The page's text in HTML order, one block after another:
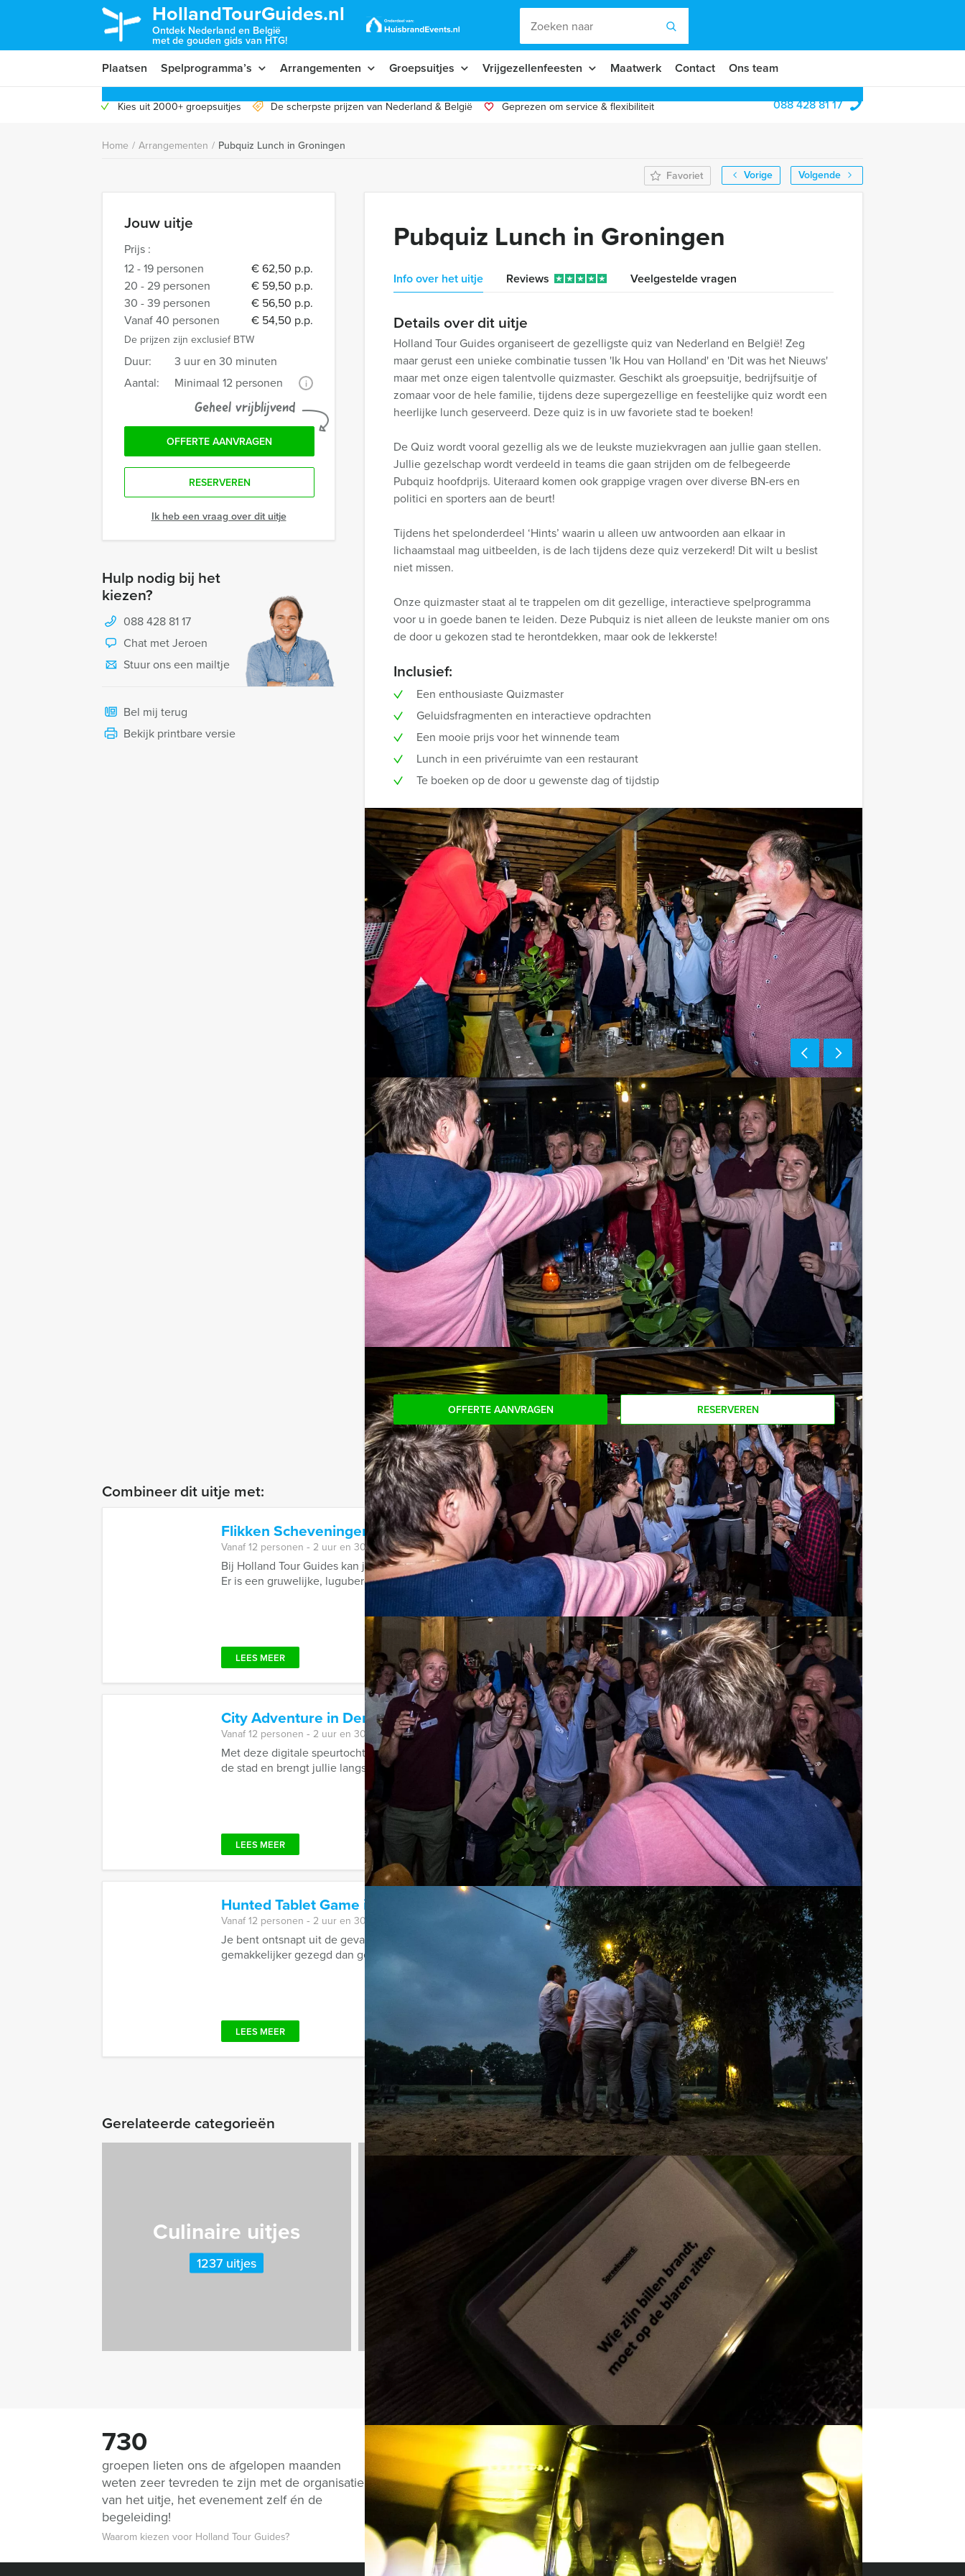
HollandTourGuides.nl
Ontdek Nederland en België
met de gouden gids van HTG!
Plaatsen Spelprogramma’s Arrangementen Groepsuitjes Vrijgezellenfeesten Maatwerk Contact Ons team
Kies uit 2000+ groepsuitjes De scherpste prijzen van Nederland & België Geprezen om service & flexibiliteit 088 428 81 17
Home / Arrangementen / Pubquiz Lunch in Groningen
Vorige
Volgende
Favoriet
Jouw uitje
Prijs :
12 - 19 personen
€ 62,50 p.p.
20 - 29 personen
€ 59,50 p.p.
30 - 39 personen
€ 56,50 p.p.
Vanaf 40 personen
€ 54,50 p.p.
De prijzen zijn exclusief BTW
Duur:
3 uur en 30 minuten
Aantal:
Minimaal 12 personen i
Geheel vrijblijvend
OFFERTE AANVRAGEN
RESERVEREN
Ik heb een vraag over dit uitje
Hulp nodig bij het
kiezen?
088 428 81 17
Chat met Jeroen
Stuur ons een mailtje
Bel mij terug
Bekijk printbare versie
Pubquiz Lunch in Groningen
Info over het uitje Reviews Veelgestelde vragen
Details over dit uitje
Holland Tour Guides organiseert de gezelligste quiz van Nederland en België! Zeg
maar gerust een unieke combinatie tussen 'Ik Hou van Holland' en 'Dit was het Nieuws'
maar met onze eigen talentvolle quizmaster. Geschikt als groepsuitje, bedrijfsuitje of
zomaar voor de hele familie, tijdens deze supergezellige en feestelijke quiz wordt een
heerlijke lunch geserveerd. Deze quiz is in uw favoriete stad te boeken!
De Quiz wordt vooral gezellig als we de leukste muziekvragen aan jullie gaan stellen.
Jullie gezelschap wordt verdeeld in teams die gaan strijden om de felbegeerde
Pubquiz hoofdprijs. Uiteraard komen ook grappige vragen over diverse BN-ers en
politici en sporters aan de beurt!
Tijdens het spelonderdeel ‘Hints’ waarin u alleen uw antwoorden aan elkaar in
lichaamstaal mag uitbeelden, is de lach tijdens deze quiz verzekerd! Dit wilt u beslist
niet missen.
Onze quizmaster staat al te trappelen om dit gezellige, interactieve spelprogramma
voor u in goede banen te leiden. Deze Pubquiz is niet alleen de leukste manier om ons
de door u gekozen stad te herontdekken, maar ook de lekkerste!
Inclusief:
Een enthousiaste Quizmaster
Geluidsfragmenten en interactieve opdrachten
Een mooie prijs voor het winnende team
Lunch in een privéruimte van een restaurant
Te boeken op de door u gewenste dag of tijdstip
Bezorgkosten (meerprijs):
Groningen € 100,- excl. BTW
Tip:
Dit groepsuitje van Holland Tour Guides komt standaard met stressverlagende
lachsalvo's en waanzinnige teambuilding. Bijzonder geschikt voor iedereen die van
'high-fives' houdt!
Komt u niet aan het minimale aantal deelnemers? Als u bereid bent voor het minimale
aantal te betalen, kunt u ook gewoon voor minder personen boeken!
OFFERTE AANVRAGEN RESERVEREN
Combineer dit uitje met:
Flikken Scheveningen
Vanaf € 22,50p.p. excl. BTW
Vanaf 12 personen ‐ 2 uur en 30 minuten
Bij Holland Tour Guides kan je nu één van de spannendste en meest verrassende groepsuitjes of bedrijfsuitjes organiseren.
Er is een gruwelijke, lugubere en zeer sinistere ...
LEES MEER Favoriet
City Adventure in Den Haag Vanaf€ 27,50p.p. excl. BTW
Vanaf 12 personen ‐ 2 uur en 30 minuten
Met deze digitale speurtocht gaan jullie op ontdekkingsreis. Elk team gaat met een tablet op pad. De tablet leidt jullie door
de stad en brengt jullie langs de ...
LEES MEER Favoriet
Hunted Tablet Game in Delft Vanaf€ 27,50 p.p. excl. BTW
Vanaf 12 personen ‐ 2 uur en 30 minuten
Je bent ontsnapt uit de gevangenis en nu.. direct een grote slag slaan in het centrum van Delft natuurlijk! Dit is echter
gemakkelijker gezegd dan gedaan, want de ...
LEES MEER Favoriet
Gerelateerde categorieën
Culinaire uitjes
1237 uitjes
Vrijgezellenfeesten
797 uitjes
Vrijgezellenfeest
mannen
626 uitjes
730
groepen lieten ons de afgelopen maanden
weten zeer tevreden te zijn met de organisatie
van het uitje, het evenement zelf én de
begeleiding!
Waarom kiezen voor Holland Tour Guides?
Vragen over dit uitje?
CHAT MET JEROEN BEL 088 428 81 17